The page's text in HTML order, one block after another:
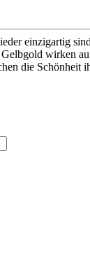
einzigartig
wirken
die Schönheit